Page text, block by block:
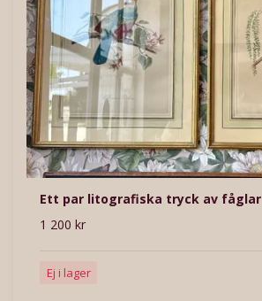
Ett par litografiska tryck av fåglar
1 200 kr
Ej i lager